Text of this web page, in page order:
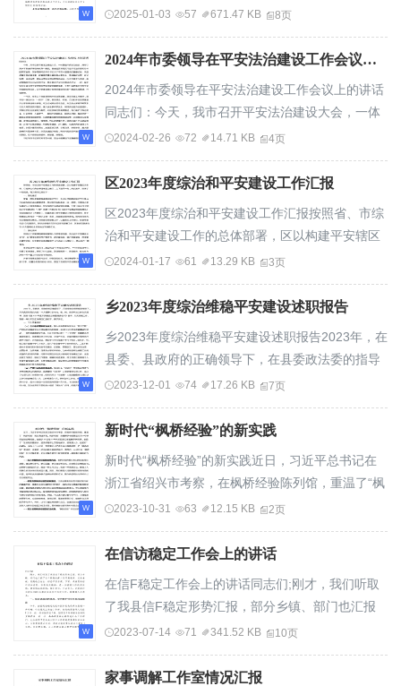
义思想为指导，始终锚定争创“全省平安建设...
2025-01-03 57 671.47 KB 8页
2024年市委领导在平安法治建设工作会议上的讲话
2024年市委领导在平安法治建设工作会议上的讲话
同志们：今天，我市召开平安法治建设大会，一体
推进平安法治建设，更好以高水平安全保障现代化
家安全观，深学笃用习...
2024-02-26 72 14.71 KB 4页
区2023年度综治和平安建设工作汇报
区2023年度综治和平安建设工作汇报按照省、市综
治和平安建设工作的总体部署，区以构建平安辖区
为主线，以提升公众安全感满意度为重点，上下团
报如下：一、强化组织...
2024-01-17 61 13.29 KB 3页
乡2023年度综治维稳平安建设述职报告
乡2023年度综治维稳平安建设述职报告2023年，在
县委、县政府的正确领导下，在县委政法委的指导
帮助下，我认真贯彻落实党的二十大精神以及中
2023年度平安建设目标管理...
2023-12-01 74 17.26 KB 7页
新时代“枫桥经验”的新实践
新时代“枫桥经验”的新实践近日，习近平总书记在
浙江省绍兴市考察，在枫桥经验陈列馆，重温了“枫
桥经验”诞生演进历程。枫桥经验”是植根于中国基
代初的浙江省诸...
2023-10-31 63 12.15 KB 2页
在信访稳定工作会上的讲话
在信F稳定工作会上的讲话同志们;刚才，我们听取
了我县信F稳定形势汇报，部分乡镇、部门也汇报
了信F维稳安保工作开展情况，总体来说，问题较
省委、市委有关精神，进...
2023-07-14 71 341.52 KB 10页
家事调解工作室情况汇报